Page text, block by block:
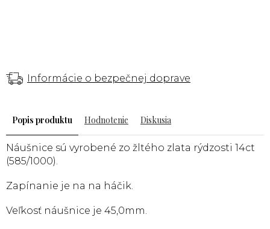
Informácie o bezpečnej doprave
Popis Hodnotenie Diskusia
Náušnice sú vyrobené zo žltého zlata rýdzosti 14ct
(585/1000).
Zapínanie je na na háčik.
Veľkosť náušnice je 45,0mm.